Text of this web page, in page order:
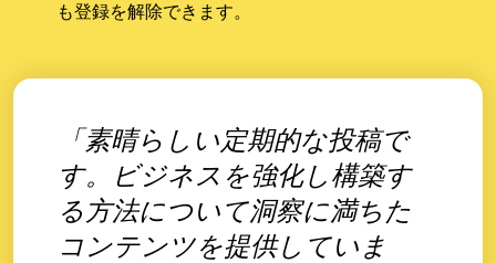
も登録を解除できます。
「素晴らしい定期的な投稿で
す。ビジネスを強化し構築す
る方法について洞察に満ちた
コンテンツを提供していま